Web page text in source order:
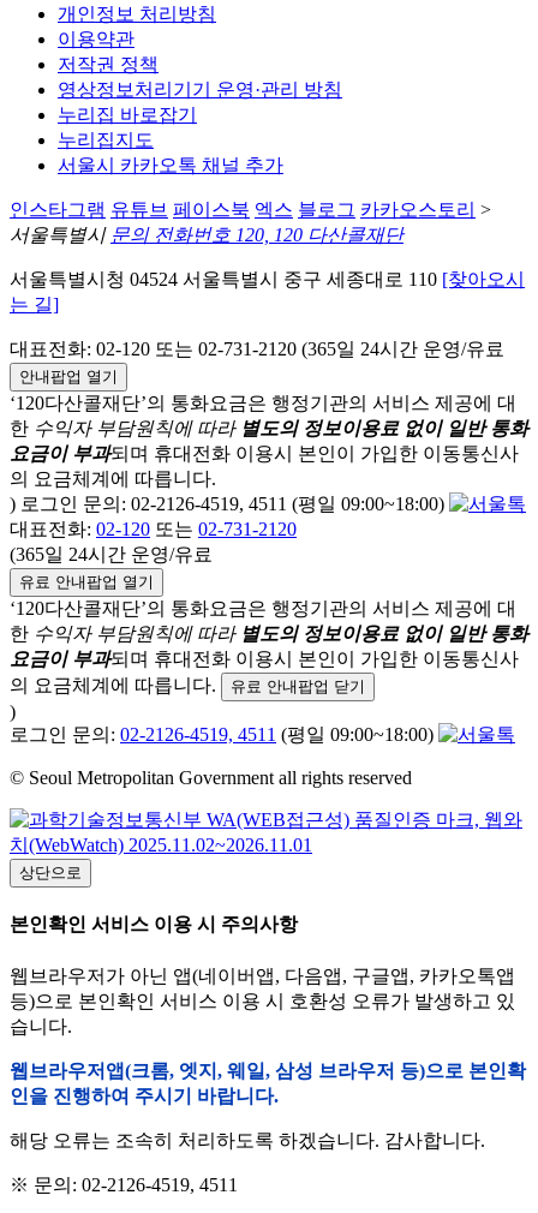
개인정보 처리방침
이용약관
저작권 정책
영상정보처리기기 운영·관리 방침
누리집 바로잡기
누리집지도
서울시 카카오톡 채널 추가
인스타그램 유튜브 페이스북 엑스 블로그 카카오스토리 >
서울특별시 문의 전화번호 120, 120 다산콜재단
서울특별시청 04524 서울특별시 중구 세종대로 110 [찾아오시
는 길]
대표전화: 02-120 또는 02-731-2120 (365일 24시간 운영/유료
안내팝업 열기
‘120다산콜재단’의 통화요금은 행정기관의 서비스 제공에 대
한 수익자 부담원칙에 따라 별도의 정보이용료 없이 일반 통화
요금이 부과되며 휴대전화 이용시 본인이 가입한 이동통신사
의 요금체계에 따릅니다.
) 로그인 문의: 02-2126-4519, 4511 (평일 09:00~18:00)
대표전화: 02-120 또는 02-731-2120
(365일 24시간 운영/유료
유료 안내팝업 열기
‘120다산콜재단’의 통화요금은 행정기관의 서비스 제공에 대
한 수익자 부담원칙에 따라 별도의 정보이용료 없이 일반 통화
요금이 부과되며 휴대전화 이용시 본인이 가입한 이동통신사
의 요금체계에 따릅니다.
유료 안내팝업 닫기
)
로그인 문의: 02-2126-4519, 4511 (평일 09:00~18:00)
© Seoul Metropolitan Government all rights reserved
상단으로
본인확인 서비스 이용 시 주의사항
웹브라우저가 아닌 앱(네이버앱, 다음앱, 구글앱, 카카오톡앱
등)으로 본인확인 서비스 이용 시 호환성 오류가 발생하고 있
습니다.
웹브라우저앱(크롬, 엣지, 웨일, 삼성 브라우저 등)으로 본인확
인을 진행하여 주시기 바랍니다.
해당 오류는 조속히 처리하도록 하겠습니다. 감사합니다.
※ 문의: 02-2126-4519, 4511